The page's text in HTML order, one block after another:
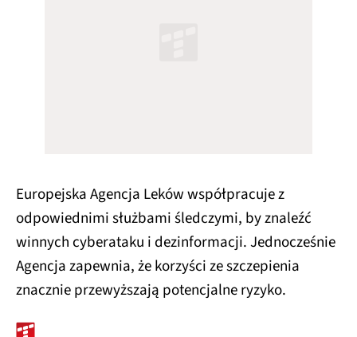
Europejska Agencja Leków współpracuje z
odpowiednimi służbami śledczymi, by znaleźć
winnych cyberataku i dezinformacji. Jednocześnie
Agencja zapewnia, że korzyści ze szczepienia
znacznie przewyższają potencjalne ryzyko.